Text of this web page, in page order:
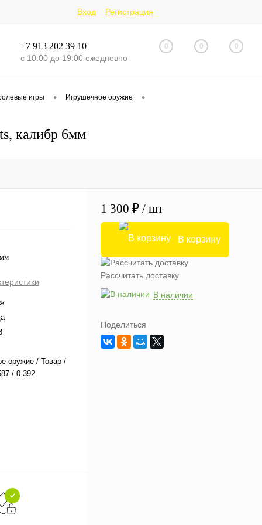
Вход Регистрация
+7 913 202 39 10
с 10:00 до 19:00 ежедневно
0 0 0
игры • Игрушечное оружие •
калибр 6мм
оружие / Товар /
/ 0.392
1 300 ₽ / шт
В корзину
Рассчитать доставку
В наличии
Поделиться